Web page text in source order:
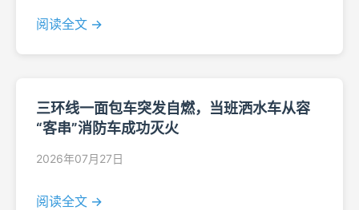
阅读全文 →
三环线一面包车突发自燃，当班洒水车从容
“客串”消防车成功灭火
2026年07月27日
阅读全文 →